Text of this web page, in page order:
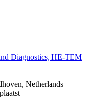
Diagnostics, HE-TEM
Netherlands